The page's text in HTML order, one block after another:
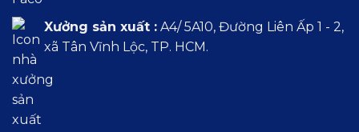
Xưởng sản xuất : A4/ 5A10, Đường Liên Ấp 1 - 2,
xã Tân Vĩnh Lộc, TP. HCM.